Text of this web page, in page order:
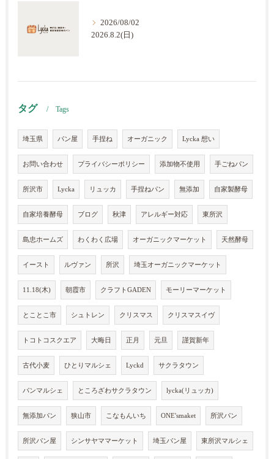
2026/08/02
2026.8.2(日)
タグ Tags
埼玉県 パン屋 手捏ね オーガニック Lycka 想い
お問い合わせ プライバシーポリシー 添加物不使用 手ごねパン
所沢市 Lycka リュッカ 手捏ねパン 無添加 自家製酵母
自家培養酵母 ブログ 秋津 アレルギー対応 東所沢
島忠ホームズ わくわく広場 オーガニックマーケット 天然酵母
イースト ルヴァン 所沢 埼玉オーガニックマーケット
11.18(木) 朝霞市 クラフトGADEN モーリーマーケット
とことこ市 シュトレン クリスマス クリスマスイヴ
トコトコスクエア 大晦日 正月 元旦 謹賀新年
古代小麦 ひとりマルシェ Lyckd サクラタウン
パンマルシェ ところざわサクラタウン lycka(リュッカ)
無添加パン 狭山市 こなもんいち ONE'smaket 所沢パン
所沢パン屋 シンサヤママーケット 埼玉パン屋 東所沢マルシェ